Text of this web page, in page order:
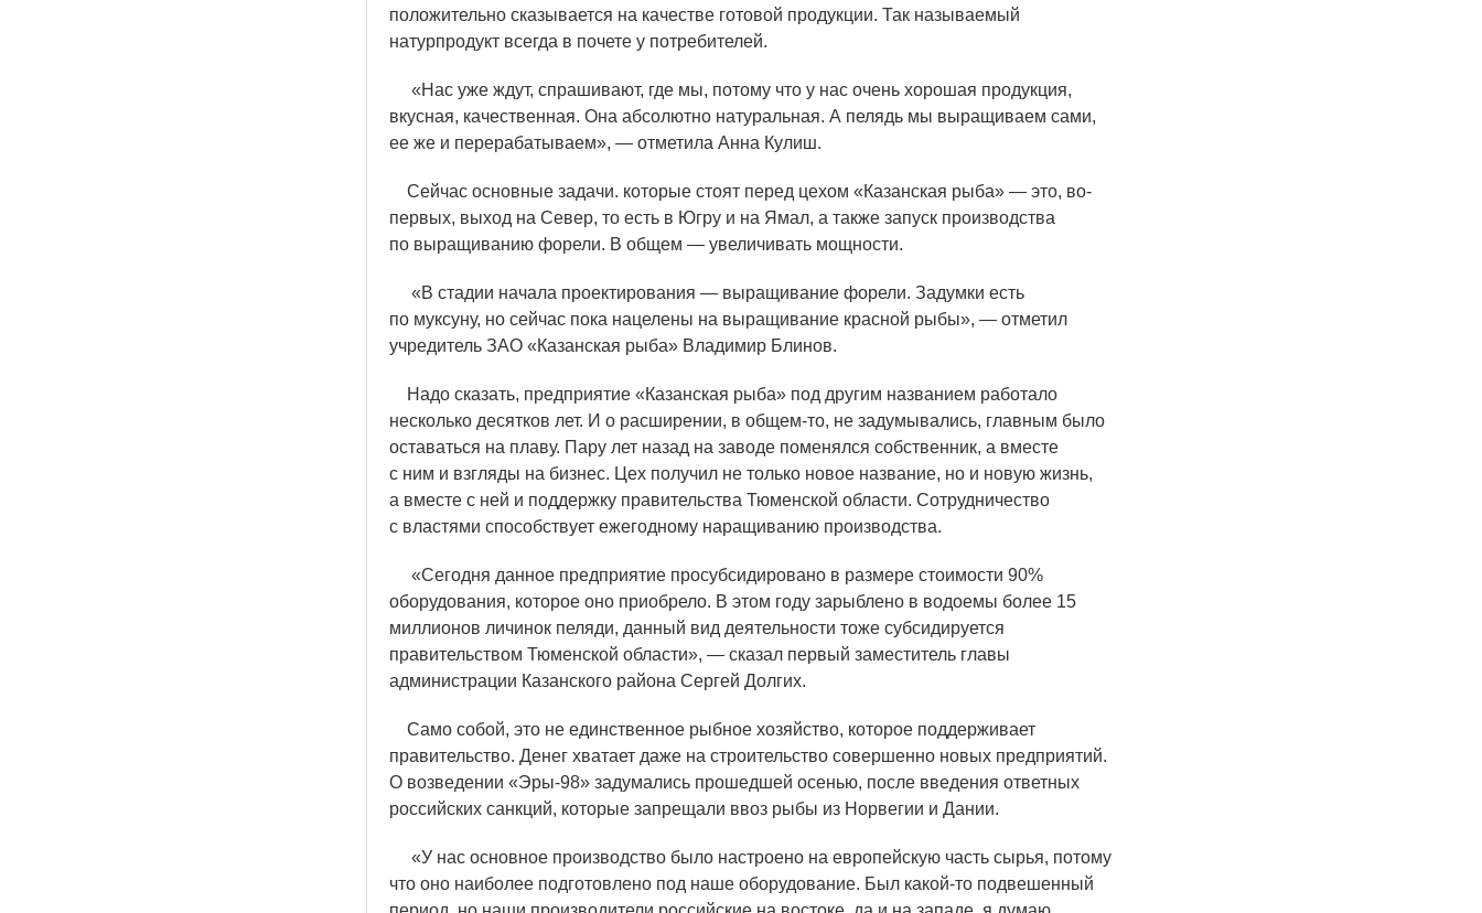
положительно сказывается на качестве готовой продукции. Так называемый
натурпродукт всегда в почете у потребителей.
«Нас уже ждут, спрашивают, где мы, потому что у нас очень хорошая продукция,
вкусная, качественная. Она абсолютно натуральная. А пелядь мы выращиваем сами,
ее же и перерабатываем», — отметила Анна Кулиш.
Сейчас основные задачи. которые стоят перед цехом «Казанская рыба» — это, во-
первых, выход на Север, то есть в Югру и на Ямал, а также запуск производства
по выращиванию форели. В общем — увеличивать мощности.
«В стадии начала проектирования — выращивание форели. Задумки есть
по муксуну, но сейчас пока нацелены на выращивание красной рыбы», — отметил
учредитель ЗАО «Казанская рыба» Владимир Блинов.
Надо сказать, предприятие «Казанская рыба» под другим названием работало
несколько десятков лет. И о расширении, в общем-то, не задумывались, главным было
оставаться на плаву. Пару лет назад на заводе поменялся собственник, а вместе
с ним и взгляды на бизнес. Цех получил не только новое название, но и новую жизнь,
а вместе с ней и поддержку правительства Тюменской области. Сотрудничество
с властями способствует ежегодному наращиванию производства.
«Сегодня данное предприятие просубсидировано в размере стоимости 90%
оборудования, которое оно приобрело. В этом году зарыблено в водоемы более 15
миллионов личинок пеляди, данный вид деятельности тоже субсидируется
правительством Тюменской области», — сказал первый заместитель главы
администрации Казанского района Сергей Долгих.
Само собой, это не единственное рыбное хозяйство, которое поддерживает
правительство. Денег хватает даже на строительство совершенно новых предприятий.
О возведении «Эры-98» задумались прошедшей осенью, после введения ответных
российских санкций, которые запрещали ввоз рыбы из Норвегии и Дании.
«У нас основное производство было настроено на европейскую часть сырья, потому
что оно наиболее подготовлено под наше оборудование. Был какой-то подвешенный